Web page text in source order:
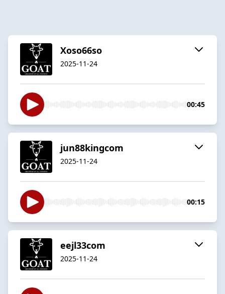
Xoso66so
2025-11-24
00:45
jun88kingcom
2025-11-24
00:15
eejl33com
2025-11-24